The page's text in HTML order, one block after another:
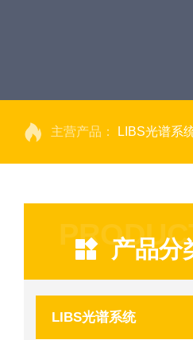
主营产品： LIBS光谱系统，光谱
产品分
LIBS光谱系统